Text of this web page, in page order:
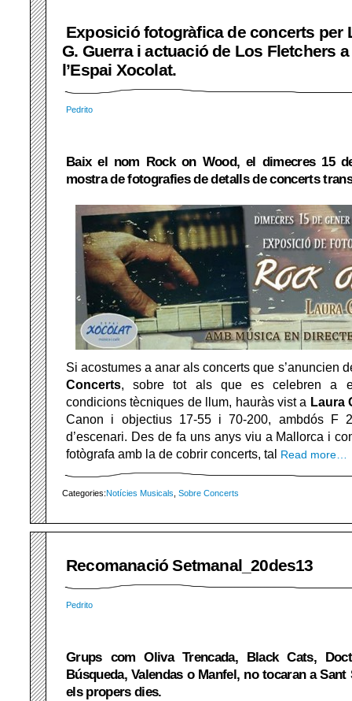
Exposició fotogràfica de concerts per
G. Guerra i actuació de Los Fletchers a
l’Espai Xocolat.
Pedrito
Baix el nom Rock on Wood, el dimecres 15
mostra de fotografies de detalls de concerts
Si acostumes a anar als concerts que s’anuncien
Concerts, sobre tot als que es celebren a
condicions tècniques de llum, hauràs vist a Laura
Canon i objectius 17-55 i 70-200, ambdós F
d’escenari. Des de fa uns anys viu a Mallorca i
fotògrafa amb la de cobrir concerts, tal Read more…
Categories:Notícies Musicals Sobre Concerts
Recomanació Setmanal_20des13
Pedrito
Grups com Oliva Trencada, Black Cats,
Búsqueda, Valendas o Manfel, no tocaran a Sant
els propers dies.